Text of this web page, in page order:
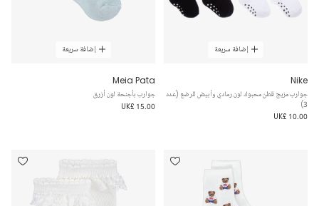
إضافة سريعة
Nike
جوارب مزيج قطن محبوك لون رمادي وأبيض للرضع (عدد
3)
UK£ 10.00
إضافة سريعة
Meia Pata
جوارب بأجنحة لون أزرق
UK£ 15.00